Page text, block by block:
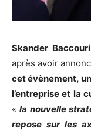
Skander Baccouri
après avoir
cet évènement,
l’entreprise et la
«la nouvelle
repose sur les